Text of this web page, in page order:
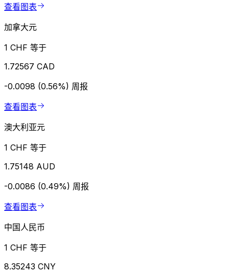
查看图表
加拿大元
1 CHF 等于
1.72567 CAD
-0.0098 (0.56%) 周报
查看图表
澳大利亚元
1 CHF 等于
1.75148 AUD
-0.0086 (0.49%) 周报
查看图表
中国人民币
1 CHF 等于
8.35243 CNY